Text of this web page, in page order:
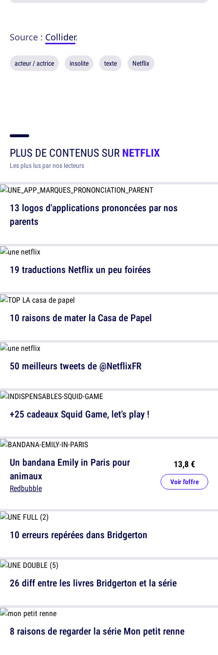
Source : Collider.
acteur / actrice insolite texte Netflix
PLUS DE CONTENUS SURNETFLIX
Les plus lus par nos lecteurs
13 logos d'applications prononcées par nos
parents
10 raisons de mater la Casa de Papel
+25 cadeaux Squid Game, let's play !
26 diff entre les livres Bridgerton et la série
19 traductions Netflix un peu foirées
50 meilleurs tweets de @NetflixFR
Un bandana Emily in Paris pour
animaux
Redbubble
13,8 €
Voir l'offre
10 erreurs repérées dans Bridgerton
8 raisons de regarder la série Mon petit renne